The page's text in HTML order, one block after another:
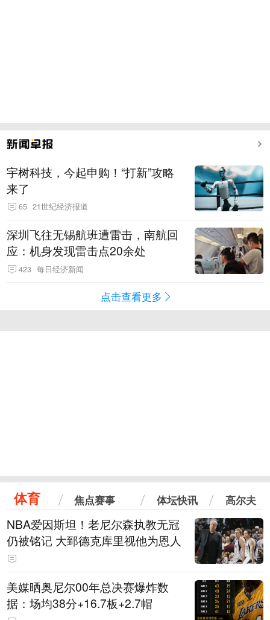
宇树科技，今起申购！“打新”攻略
来了
65 21世纪经济报道
深圳飞往无锡航班遭雷击，南航回
应：机身发现雷击点20余处
423 每日经济新闻
点击查看更多
体育 焦点赛事 体坛快讯 高尔夫
NBA爱因斯坦！老尼尔森执教无冠
仍被铭记 大郅德克库里视他为恩人
美媒晒奥尼尔00年总决赛爆炸数
据：场均38分+16.7板+2.7帽